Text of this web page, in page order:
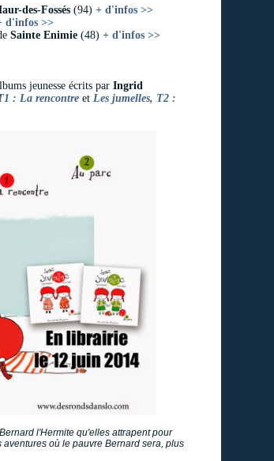
des-Fossés (94) + d'infos >>
d'infos >>
Sainte Enimie (48) + d'infos >>
jeunesse écrits par Ingrid
: La rencontre et Les jumelles, T2 :
l'Hermite qu'elles attrapent pour
où le pauvre Bernard sera, plus